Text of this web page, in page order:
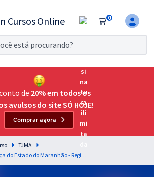
0
11
Teste grátis por 7 dias!
Até Passar
preparação para o Exame da
e intensiva para as principais
do Brasil
de 20% em todos os
avulsos do site SÓ HOJE!
Comprar agora
TJMA
TJ MA - Tribunal de Justiça do Estado do Maranhão - Regimento Interno - Professor: Sérgio Gaúcho (Pós-Edital)